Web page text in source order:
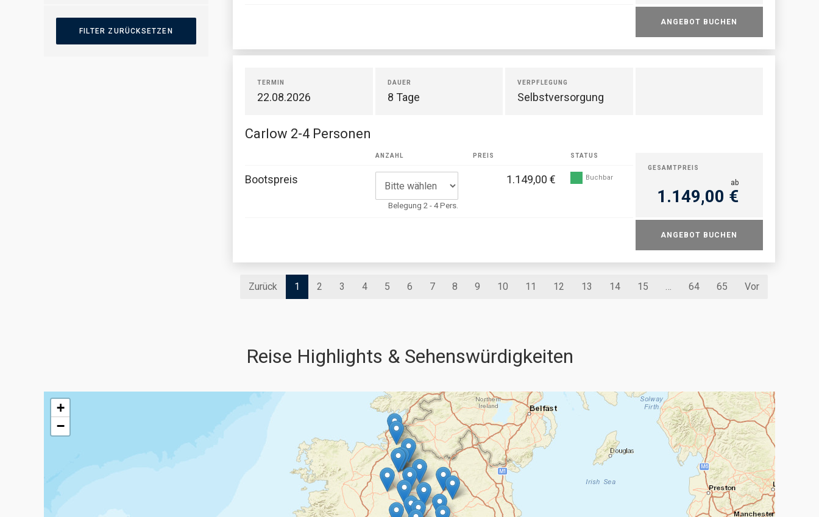
ANGEBOT BUCHEN
TERMIN
22.08.2026
DAUER
8 Tage
VERPFLEGUNG
Selbstversorgung
Carlow 2-4 Personen
ANZAHL PREIS STATUS
Bootspreis
Belegung 2 - 4 Pers.
1.149,00 € Buchbar
GESAMTPREIS
ab
1.149,00 €
ANGEBOT BUCHEN
Zurück 1 2 3 4 5 6 7 8 9 10 11 12 13 14 15 … 64 65 Vor
Reise Highlights & Sehenswürdigkeiten
+
−